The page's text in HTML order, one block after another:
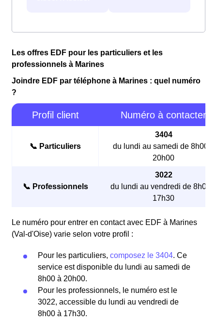
Les offres EDF pour les particuliers et les
professionnels à Marines
Joindre EDF par téléphone à Marines : quel numéro
?
Profil client Numéro à contacter
📞 Particuliers
3404
du lundi au samedi de 8h00 à
20h00
📞 Professionnels
3022
du lundi au vendredi de 8h00 à
17h30
Le numéro pour entrer en contact avec EDF à Marines
(Val-d'Oise) varie selon votre profil :
Pour les particuliers, composez le 3404. Ce
service est disponible du lundi au samedi de
8h00 à 20h00.
Pour les professionnels, le numéro est le
3022, accessible du lundi au vendredi de
8h00 à 17h30.